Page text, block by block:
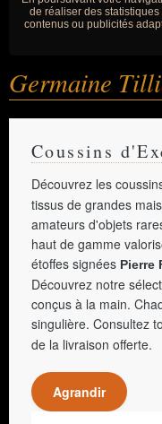
de réaliser des
contenus ou publicités
Germaine
Coussins
Découvrez les
tissus de grandes
amateurs d'objets
haut de gamme
étoffes signées Pierre
Découvrez notre
conçus à la main.
singulière. Consultez
de la livraison offerte.
Agrandir